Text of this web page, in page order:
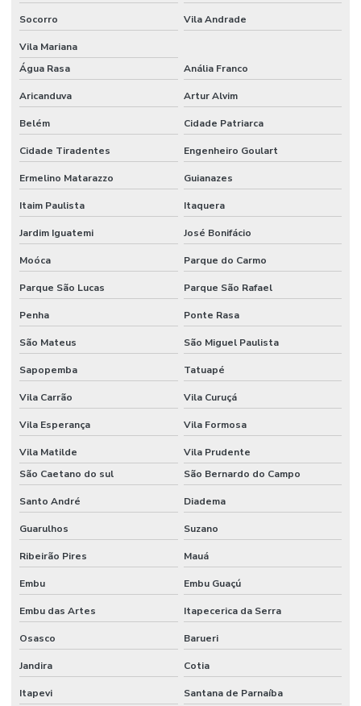
Socorro Vila Andrade
Vila Mariana
Água Rasa
Anália Franco
Aricanduva Artur Alvim
Belém Cidade Patriarca
Cidade Tiradentes Engenheiro Goulart
Ermelino Matarazzo Guianazes
Itaim Paulista Itaquera
Jardim Iguatemi José Bonifácio
Moóca Parque do Carmo
Parque São Lucas Parque São Rafael
Penha Ponte Rasa
São Mateus São Miguel Paulista
Sapopemba Tatuapé
Vila Carrão Vila Curuçá
Vila Esperança Vila Formosa
Vila Matilde
Vila Prudente
São Caetano do sul
São Bernardo do Campo
Santo André Diadema
Guarulhos Suzano
Ribeirão Pires Mauá
Embu Embu Guaçú
Embu das Artes Itapecerica da Serra
Osasco Barueri
Jandira Cotia
Itapevi Santana de Parnaíba